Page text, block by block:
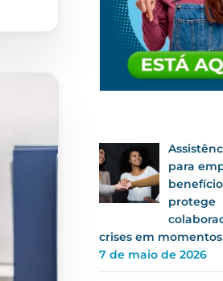
para
protege
crises em
7 de maio de 2026